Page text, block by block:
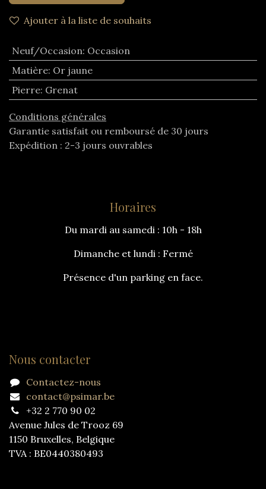
Ajouter à la liste de souhaits
Neuf/Occasion: Occasion
Matière: Or jaune
Pierre: Grenat
Conditions générales
Garantie satisfait ou remboursé de 30 jours
Expédition : 2-3 jours ouvrables
Horaires
Du mardi au samedi : 10h - 18h
Dimanche et lundi : Fermé
Présence d'un parking en face.
Nous contacter
Contactez-nous
contact@psimar.be
+32 2 770 90 02
Avenue Jules de Trooz 69
1150 Bruxelles, Belgique
TVA : BE0440380493